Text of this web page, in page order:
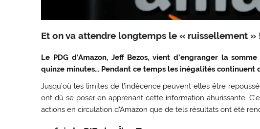
Et on va attendre longtemps le « ruissellement »
Le PDG d’Amazon, Jeff Bezos, vient d’engranger la
quinze minutes… Pendant ce temps les inégalités continuent
Jusqu’où les limites de l’indécence peuvent elles être
ont dû se poser en apprenant cette information ahurissante.
actions en circulation d’Amazon que de tels résultats ont été